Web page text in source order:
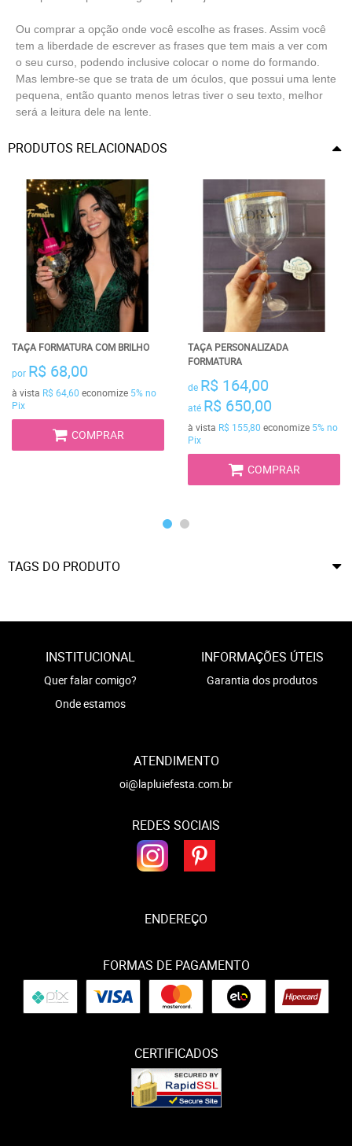
Ou comprar a opção onde você escolhe as frases. Assim você
tem a liberdade de escrever as frases que tem mais a ver com
o seu curso, podendo inclusive colocar o nome do formando.
Mas lembre-se que se trata de um óculos, que possui uma lente
pequena, então quanto menos letras tiver o seu texto, melhor
será a leitura dele na lente.
PRODUTOS RELACIONADOS
TAÇA FORMATURA COM BRILHO
por R$ 68,00
à vista R$ 64,60 economize 5%no
Pix
COMPRAR
TAÇA PERSONALIZADA
FORMATURA
de R$ 164,00
até R$ 650,00
à vista R$ 155,80 economize 5%no
Pix
COMPRAR
TAGS DO PRODUTO
INSTITUCIONAL
Quer falar comigo?
Onde estamos
INFORMAÇÕES ÚTEIS
Garantia dos produtos
ATENDIMENTO
oi@lapluiefesta.com.br
REDES SOCIAIS
ENDEREÇO
FORMAS DE PAGAMENTO
CERTIFICADOS